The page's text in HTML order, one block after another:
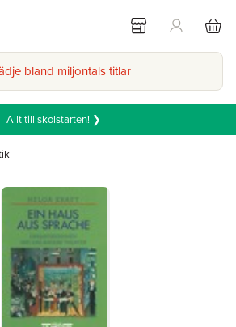
bland miljontals titlar
Allt till skolstarten! ❯